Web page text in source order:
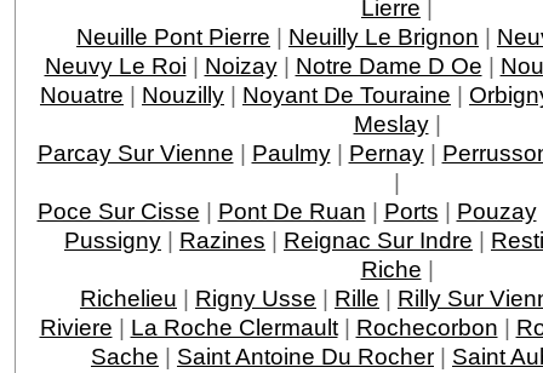
Lierre |
Neuille Pont Pierre | Neuilly Le Brignon |
Neuvy Le Roi | Noizay| Notre Dame D Oe |
Nouatre | Nouzilly | Noyant De Touraine |
Meslay|
Parcay Sur Vienne | Paulmy| Pernay|
|
Poce Sur Cisse | Pont De Ruan | Ports | Pouzay
Pussigny | Razines | Reignac Sur Indre |
Riche |
Richelieu | Rigny Usse | Rille | Rilly Sur
Riviere | La Roche Clermault| Rochecorbon |
Sache | Saint Antoine Du Rocher | Saint